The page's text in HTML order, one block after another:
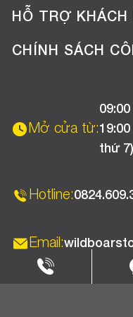
Giới thiệu công ty
Tuyển dụng
HỖ TRỢ KHÁCH
Hướng dẫn mua hàng
Chương trình khuyến mãi
CHÍNH SÁCH
Chính sách bảo hành
Mở cửa từ:
09:00
thứ 7)
Hotline:
Email: